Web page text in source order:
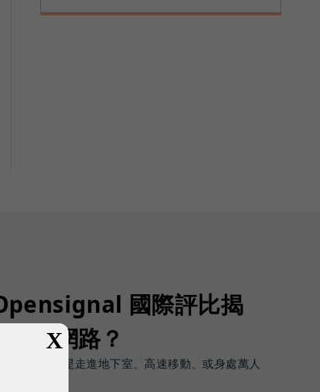
國際評比揭
的好網路？
間峰值，而是走進地下室、高速移動、或身處萬人
X